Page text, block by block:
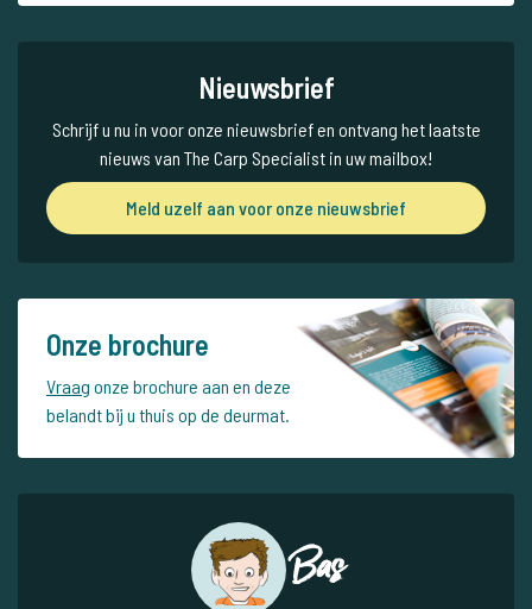
Nieuwsbrief
Schrijf u nu in voor onze nieuwsbrief en ontvang het laatste
nieuws van The Carp Specialist in uw mailbox!
Meld uzelf aan voor onze nieuwsbrief
Onze brochure
Vraag onze brochure aan en deze
belandt bij u thuis op de deurmat.
Bas